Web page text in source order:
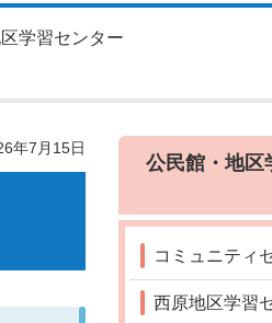
学習センター
年7月15日
公民館・地区
コミュニティ
西原地区学習